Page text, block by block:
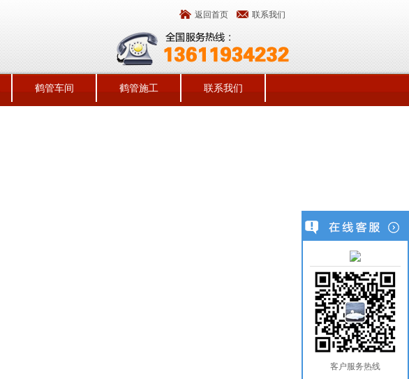
返回首页 联系我们
鹤管车间 鹤管施工 联系我们
客户服务热线